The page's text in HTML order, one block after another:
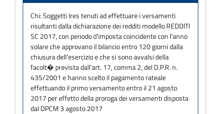
Chi:Soggetti Ires tenuti ad effettuare i versamenti
risultanti dalla dichiarazione dei redditi modello REDDITI
SC 2017, con periodo d'imposta coincidente con l'anno
solare che approvano il bilancio entro 120 giorni dalla
chiusura dell'esercizio e che si sono avvalsi della
facolt� prevista dall'art. 17, comma 2, del D.P.R. n.
435/2001 e hanno scelto il pagamento rateale
effettuando il primo versamento entro il 21 agosto
2017 per effetto della proroga dei versamenti disposta
dal DPCM 3 agosto 2017